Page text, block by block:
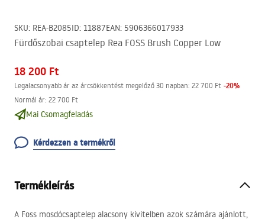
SKU: REA-B2085ID: 11887EAN: 5906366017933
Fürdőszobai csaptelep Rea FOSS Brush Copper Low
18 200 Ft
Legalacsonyabb ár az árcsökkentést megelőző 30 napban: 22 700 Ft -20%
Normál ár: 22 700 Ft
Mai Csomagfeladás
Kérdezzen a termékről
Termékleírás
A Foss mosdócsaptelep alacsony kivitelben azok számára ajánlott,